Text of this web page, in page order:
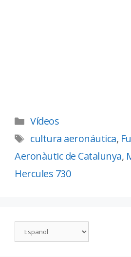
Vídeos
cultura aeronáutica,
Aeronàutic de Catalunya,
Hercules 730